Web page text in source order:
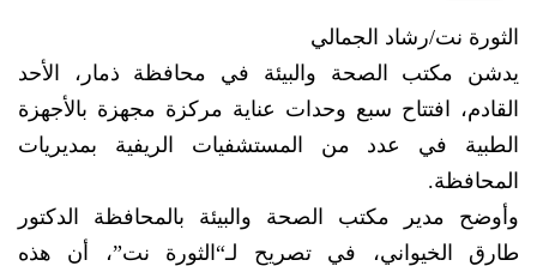
الثورة نت/رشاد الجمالي
يدشن مكتب الصحة والبيئة في محافظة ذمار، الأحد
القادم، افتتاح سبع وحدات عناية مركزة مجهزة بالأجهزة
الطبية في عدد من المستشفيات الريفية بمديريات
المحافظة.
وأوضح مدير مكتب الصحة والبيئة بالمحافظة الدكتور
طارق الخيواني، في تصريح لـ“الثورة نت”، أن هذه